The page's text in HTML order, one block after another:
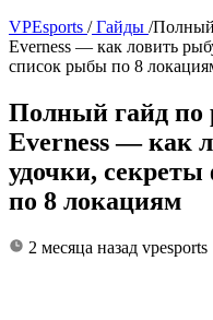
VPEsports / Гайды /Полный
Everness — как ловить
список рыбы по 8
Полный гайд по
Everness — как
удочки,
по 8 локациям
2 месяца назад vpesports